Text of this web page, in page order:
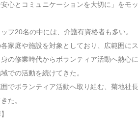
心とコミュニケーションを大切に」をモ
フ20名の中には、介護有資格者も多い。
家庭や施設を対象としており、広範囲に
の修業時代からボランティア活動へ熱心
での活動を続けてきた。
でボランティア活動へ取り組む、菊地社
た。